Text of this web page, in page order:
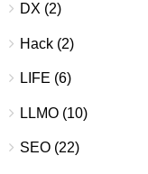
DX (2)
Hack (2)
LIFE (6)
LLMO (10)
SEO (22)